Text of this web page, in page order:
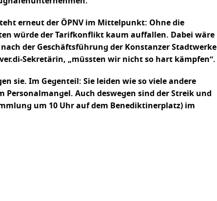
erneut der ÖPNV im Mittelpunkt: Ohne die
würde der Tarifkonflikt kaum auffallen. Dabei wäre
der Geschäftsführung der Konstanzer Stadtwerke
Sekretärin, „müssten wir nicht so hart kämpfen“.
sie. Im Gegenteil: Sie leiden wie so viele andere
Auch deswegen sind der Streik und
um 10 Uhr auf dem Benediktinerplatz) im